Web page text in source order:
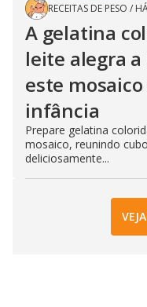
RECEITAS DE PESO /
A gelatina
leite alegra
este
infância
Prepare gelatina
mosaico, reunindo
deliciosamente...